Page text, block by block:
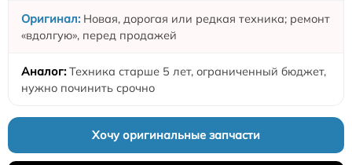
Новая, дорогая или редкая техника; ремонт
«вдолгую», перед продажей
Техника старше 5 лет, ограниченный бюджет,
нужно починить срочно
Хочу оригинальные запчасти